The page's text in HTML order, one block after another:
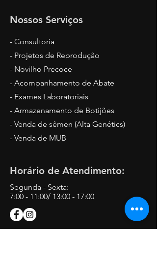
Nossos Serviços
- Consultoria
- Projetos de Reprodução
- Novilho Precoce
- Acompanhamento de Abate
- Exames Laboratoriais
- Armazenamento de Botijões
- Venda de sêmen (Alta Genétics)
- Venda de MUB
Horário de Atendimento:
Segunda - Sexta:
7:00 - 11:00/ 13:00 - 17:00